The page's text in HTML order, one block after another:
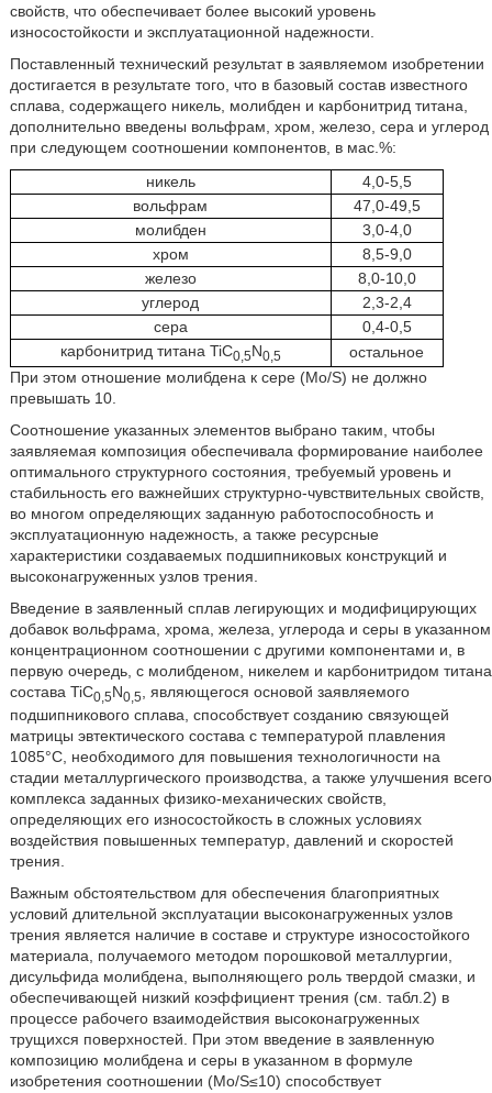
свойств, что обеспечивает более высокий уровень
износостойкости и эксплуатационной надежности.
Поставленный технический результат в заявляемом изобретении
достигается в результате того, что в базовый состав известного
сплава, содержащего никель, молибден и карбонитрид титана,
дополнительно введены вольфрам, хром, железо, сера и углерод
при следующем соотношении компонентов, в мас.%:
никель
4,0-5,5
вольфрам
47,0-49,5
молибден
3,0-4,0
хром
8,5-9,0
железо
8,0-10,0
углерод
2,3-2,4
сера
0,4-0,5
карбонитрид титана TiC0,5N0,5
остальное
При этом отношение молибдена к сере (Mo/S) не должно
превышать 10.
Соотношение указанных элементов выбрано таким, чтобы
заявляемая композиция обеспечивала формирование наиболее
оптимального структурного состояния, требуемый уровень и
стабильность его важнейших структурно-чувствительных свойств,
во многом определяющих заданную работоспособность и
эксплуатационную надежность, а также ресурсные
характеристики создаваемых подшипниковых конструкций и
высоконагруженных узлов трения.
Введение в заявленный сплав легирующих и модифицирующих
добавок вольфрама, хрома, железа, углерода и серы в указанном
концентрационном соотношении с другими компонентами и, в
первую очередь, с молибденом, никелем и карбонитридом титана
состава TiC0,5N0,5
, являющегося основой заявляемого
подшипникового сплава, способствует созданию связующей
матрицы эвтектического состава с температурой плавления
1085°C, необходимого для повышения технологичности на
стадии металлургического производства, а также улучшения всего
комплекса заданных физико-механических свойств,
определяющих его износостойкость в сложных условиях
воздействия повышенных температур, давлений и скоростей
трения.
Важным обстоятельством для обеспечения благоприятных
условий длительной эксплуатации высоконагруженных узлов
трения является наличие в составе и структуре износостойкого
материала, получаемого методом порошковой металлургии,
дисульфида молибдена, выполняющего роль твердой смазки, и
обеспечивающей низкий коэффициент трения (см. табл.2) в
процессе рабочего взаимодействия высоконагруженных
трущихся поверхностей. При этом введение в заявленную
композицию молибдена и серы в указанном в формуле
изобретения соотношении (Mo/S≤10) способствует